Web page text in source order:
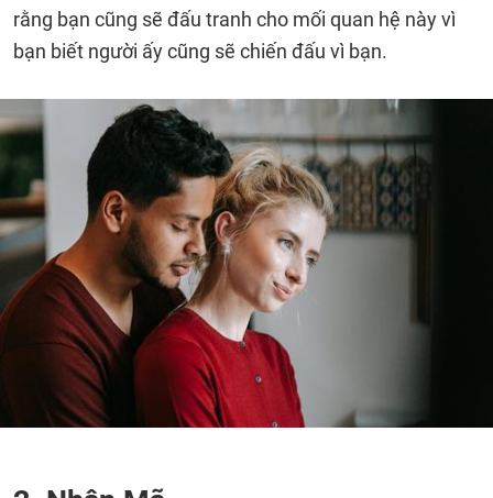
rằng bạn cũng sẽ đấu tranh cho mối quan hệ này vì
bạn biết người ấy cũng sẽ chiến đấu vì bạn.